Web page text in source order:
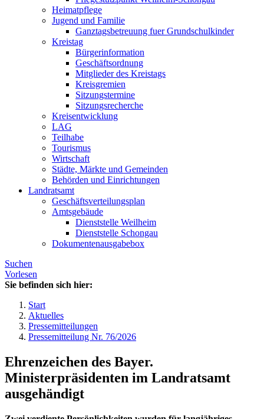
Heimatpflege
Jugend und Familie
Ganztagsbetreuung fuer Grundschulkinder
Kreistag
Bürgerinformation
Geschäftsordnung
Mitglieder des Kreistags
Kreisgremien
Sitzungstermine
Sitzungsrecherche
Kreisentwicklung
LAG
Teilhabe
Tourismus
Wirtschaft
Städte, Märkte und Gemeinden
Behörden und Einrichtungen
Landratsamt
Geschäftsverteilungsplan
Amtsgebäude
Dienststelle Weilheim
Dienststelle Schongau
Dokumentenausgabebox
Suchen
Vorlesen
Sie befinden sich hier:
Start
Aktuelles
Pressemitteilungen
Pressemitteilung Nr. 76/2026
Ehrenzeichen des Bayer.
Ministerpräsidenten im Landratsamt
ausgehändigt